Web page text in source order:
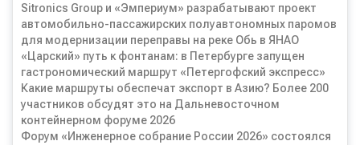
Sitronics Group и «Эмпериум» разрабатывают проект
автомобильно-пассажирских полуавтономных паромов
для модернизации переправы на реке Обь в ЯНАО
«Царский» путь к фонтанам: в Петербурге запущен
гастрономический маршрут «Петергофский экспресс»
Какие маршруты обеспечат экспорт в Азию? Более 200
участников обсудят это на Дальневосточном
контейнерном форуме 2026
Форум «Инженерное собрание России 2026» состоялся